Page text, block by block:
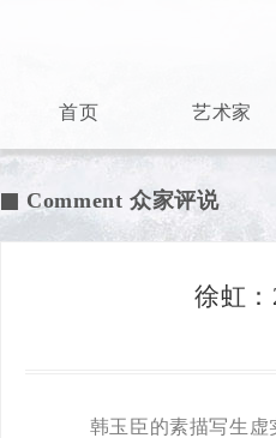
首页 艺术家
Comment 众家评说
徐虹
韩玉臣的素描写生